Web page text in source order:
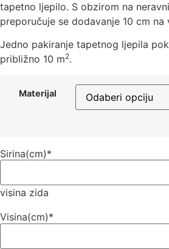
tapetno ljepilo. S obzirom na
preporučuje se dodavanje 10 cm na
Jedno pakiranje tapetnog ljepila
približno 10 m2.
Materijal
Sirina(cm)*
visina zida
Visina(cm)*